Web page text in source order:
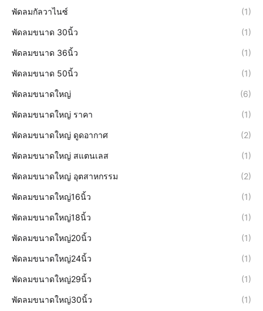
พัดลมกัลวาไนซ์ (1)
พัดลมขนาด 30นิ้ว (1)
พัดลมขนาด 36นิ้ว (1)
พัดลมขนาด 50นิ้ว (1)
พัดลมขนาดใหญ่ (6)
พัดลมขนาดใหญ่ ราคา (1)
พัดลมขนาดใหญ่ ดูดอากาศ (2)
พัดลมขนาดใหญ่ สแตนเลส (1)
พัดลมขนาดใหญ่ อุตสาหกรรม (2)
พัดลมขนาดใหญ่16นิ้ว (1)
พัดลมขนาดใหญ่18นิ้ว (1)
พัดลมขนาดใหญ่20นิ้ว (1)
พัดลมขนาดใหญ่24นิ้ว (1)
พัดลมขนาดใหญ่29นิ้ว (1)
พัดลมขนาดใหญ่30นิ้ว (1)